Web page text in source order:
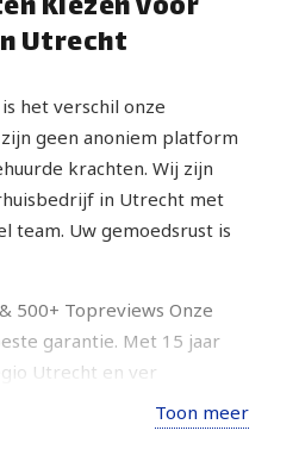
Kiezen voor
Utrecht
het verschil onze
geen anoniem platform
krachten. Wij zijn
in Utrecht met
team. Uw gemoedsrust is
500+ Topreviews Onze
garantie. Met 15 jaar
Utrecht en ver
situatie die wij niet
Van smalle trappenhuizen
Toon meer